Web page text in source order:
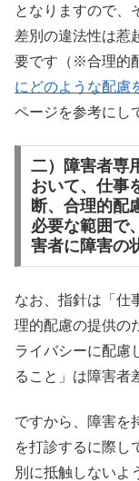
となりますので、
差別の違法性は惹
要です（※合理的
にどのような配慮
ページを参考にし
二）障害者専
おいて、仕事
断、合理的配
必要な範囲で
害者に障害の
なお、指針は「仕
理的配慮の提供の
ライバシーに配慮
ること」は障害者
ですから、障害を
を打診するに際し
別に抵触しないよ